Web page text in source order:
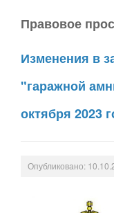
Правовое
Изменения в
"гаражной
октября 2023
Опубликовано: